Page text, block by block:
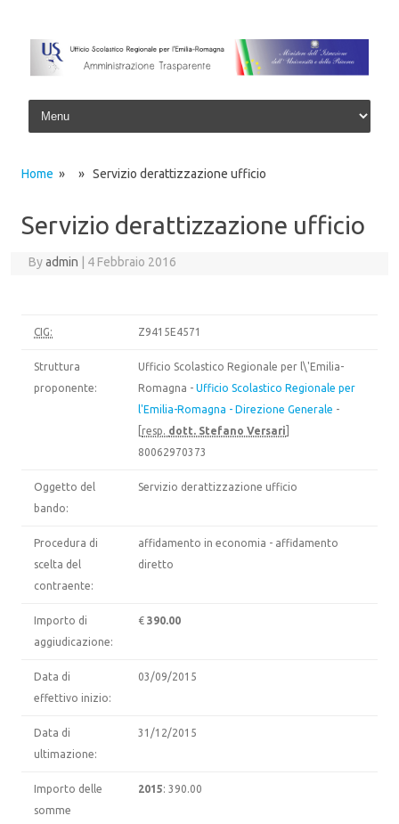
Skip to content
Home » » Servizio derattizzazione ufficio
Servizio derattizzazione ufficio
Byadmin 4 Febbraio 2016
CIG: Z9415E4571
Struttura
proponente:
Ufficio Scolastico Regionale per l\'Emilia-
Romagna - Ufficio Scolastico Regionale per
l'Emilia-Romagna - Direzione Generale -
resp. dott. Stefano Versari
80062970373
Oggetto del
bando:
Servizio derattizzazione ufficio
Procedura di
scelta del
contraente:
affidamento in economia - affidamento
diretto
Importo di
aggiudicazione:
€ 390.00
Data di
effettivo inizio:
03/09/2015
Data di
ultimazione:
31/12/2015
Importo delle
somme
2015: 390.00